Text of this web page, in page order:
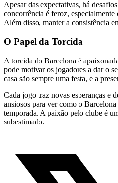
Apesar das expectativas, há
concorrência é feroz,
Além disso, manter a consistência
O Papel da Torcida
A torcida do Barcelona é
pode motivar os jogadores a dar o
casa são sempre uma festa, e a
Cada jogo traz novas esperanças e
ansiosos para ver como o Barcelona
temporada. A paixão pelo clube é
subestimado.